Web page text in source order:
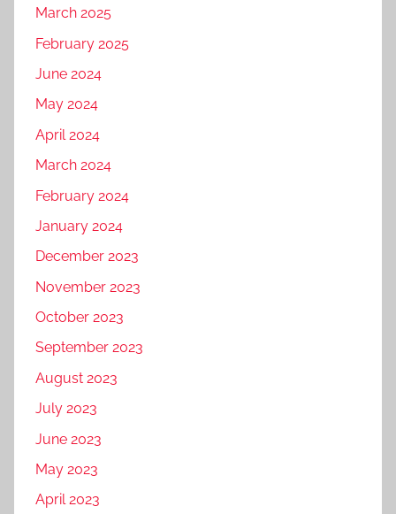
March 2025
February 2025
June 2024
May 2024
April 2024
March 2024
February 2024
January 2024
December 2023
November 2023
October 2023
September 2023
August 2023
July 2023
June 2023
May 2023
April 2023